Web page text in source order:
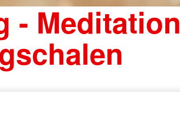
- Meditation